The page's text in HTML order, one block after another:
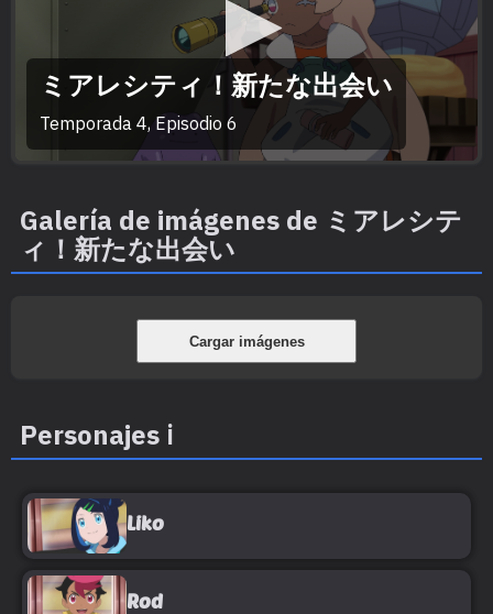
ミアレシティ！新たな出会い
Temporada 4, Episodio 6
0
seconds
Galería de imágenes de ミアレシテ
ィ！新たな出会い
Personajes ℹ️
Liko
Rod